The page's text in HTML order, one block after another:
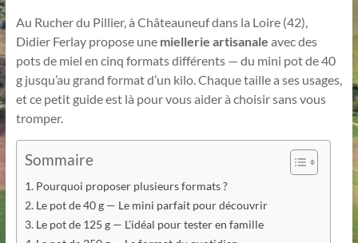
Au Rucher du Pillier, à Châteauneuf dans la Loire (42),
Didier Ferlay propose une miellerie artisanale avec des
pots de miel en cinq formats différents — du mini pot de 40
g jusqu’au grand format d’un kilo. Chaque taille a ses usages,
et ce petit guide est là pour vous aider à choisir sans vous
tromper.
Sommaire
Pourquoi proposer plusieurs formats ?
Le pot de 40 g — Le mini parfait pour découvrir
Le pot de 125 g — L’idéal pour tester en famille